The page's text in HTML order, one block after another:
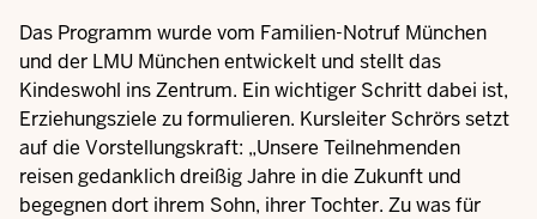
Das Programm wurde vom Familien-Notruf München
und der LMU München entwickelt und stellt das
Kindeswohl ins Zentrum. Ein wichtiger Schritt dabei ist,
Erziehungsziele zu formulieren. Kursleiter Schrörs setzt
auf die Vorstellungskraft: „Unsere Teilnehmenden
reisen gedanklich dreißig Jahre in die Zukunft und
begegnen dort ihrem Sohn, ihrer Tochter. Zu was für